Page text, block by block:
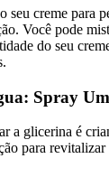
seu creme para
Você pode
do seu
Spray
a glicerina é
para